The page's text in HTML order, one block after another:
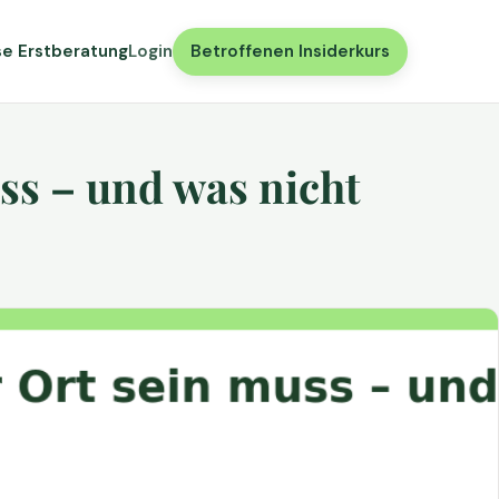
ErstberatungLogin Betroffenen Insiderkurs
– und was nicht